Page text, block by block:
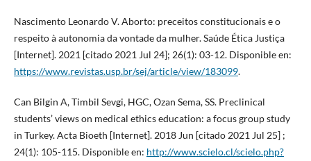
Nascimento Leonardo V. Aborto: preceitos constitucionais e o
respeito à autonomia da vontade da mulher. Saúde Ética Justiça
[Internet]. 2021 [citado 2021 Jul 24]; 26(1): 03-12. Disponible en:
https://www.revistas.usp.br/sej/article/view/183099.
Can Bilgin A, Timbil Sevgi, HGC, Ozan Sema, SS. Preclinical
students’ views on medical ethics education: a focus group study
in Turkey. Acta Bioeth [Internet]. 2018 Jun [citado 2021 Jul 25] ;
24(1): 105-115. Disponible en: http://www.scielo.cl/scielo.php?